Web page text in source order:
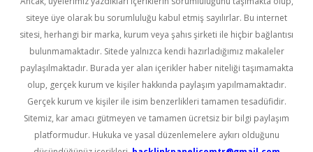
siteye üye olarak bu sorumluluğu kabul etmiş sayılırlar. Bu internet
sitesi, herhangi bir marka, kurum veya şahıs şirketi ile hiçbir bağlantısı
bulunmamaktadır. Sitede yalnızca kendi hazırladığımız makaleler
paylaşılmaktadır. Burada yer alan içerikler haber niteliği taşımamakta
olup, gerçek kurum ve kişiler hakkında paylaşım yapılmamaktadır.
Gerçek kurum ve kişiler ile isim benzerlikleri tamamen tesadüfidir.
Sitemiz, kar amacı gütmeyen ve tamamen ücretsiz bir bilgi paylaşım
platformudur. Hukuka ve yasal düzenlemelere aykırı olduğunu